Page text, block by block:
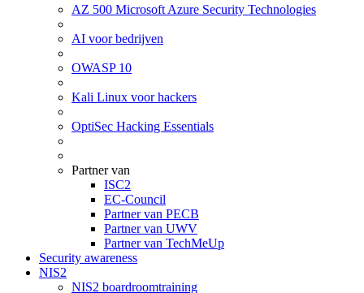
AZ 500 Microsoft Azure Security Technologies
AI voor bedrijven
OWASP 10
Kali Linux voor hackers
OptiSec Hacking Essentials
Partner van
ISC2
EC-Council
Partner van PECB
Partner van UWV
Partner van TechMeUp
Security awareness
NIS2
NIS2 boardroomtraining